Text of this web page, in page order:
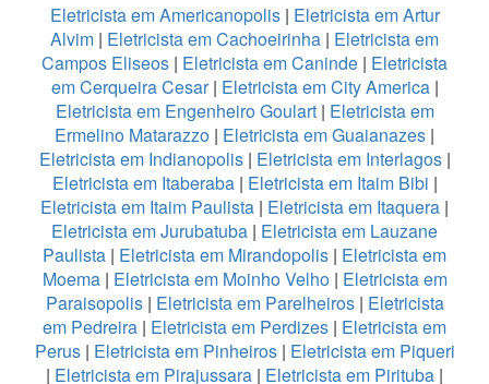
Eletricista em Americanopolis | Eletricista em Artur
Alvim | Eletricista em Cachoeirinha | Eletricista em
Campos Eliseos | Eletricista em Caninde | Eletricista
em Cerqueira Cesar| Eletricista em City America |
Eletricista em Engenheiro Goulart | Eletricista em
Ermelino Matarazzo | Eletricista em Guaianazes |
Eletricista em Indianopolis| Eletricista em Interlagos|
Eletricista em Itaberaba| Eletricista em Itaim Bibi |
Eletricista em Itaim Paulista | Eletricista em Itaquera |
Eletricista em Jurubatuba | Eletricista em Lauzane
Paulista | Eletricista em Mirandopolis | Eletricista em
Moema| Eletricista em Moinho Velho | Eletricista em
Paraisopolis| Eletricista em Parelheiros| Eletricista
em Pedreira | Eletricista em Perdizes | Eletricista em
Perus| Eletricista em Pinheiros| Eletricista em Piqueri
| Eletricista em Pirajussara | Eletricista em Pirituba |